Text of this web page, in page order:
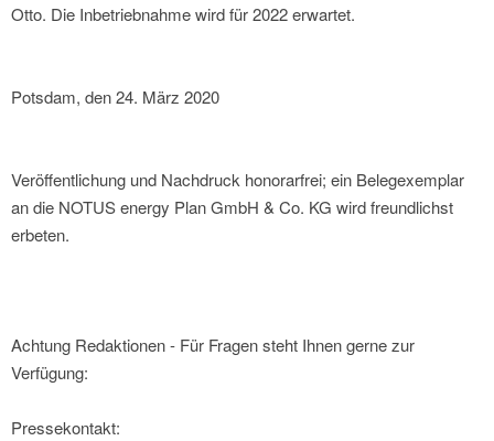
Otto. Die Inbetriebnahme wird für 2022 erwartet.
Potsdam, den 24. März 2020
Veröffentlichung und Nachdruck honorarfrei; ein Belegexemplar
an die NOTUS energy Plan GmbH & Co. KG wird freundlichst
erbeten.
Achtung Redaktionen - Für Fragen steht Ihnen gerne zur
Verfügung:
Pressekontakt: